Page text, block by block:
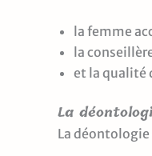
la femme
la
et la qualité
La
La